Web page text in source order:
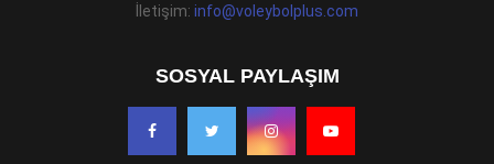
İletişim: info@voleybolplus.com
SOSYAL PAYLAŞIM